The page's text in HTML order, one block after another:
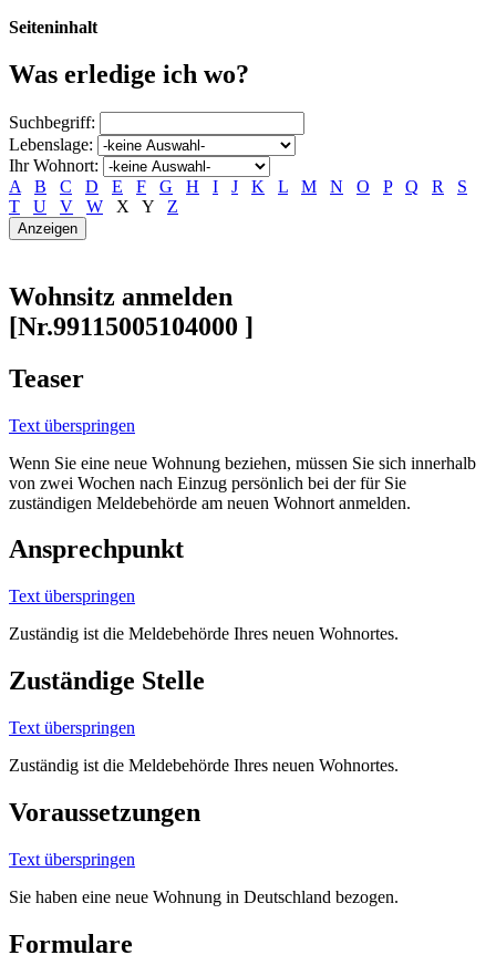
Seiteninhalt
Was erledige ich wo?
Suchbegriff:
Lebenslage:
Ihr Wohnort:
A
B C D E F G H I J K L M N O P Q R
S
T
U V W X Y Z
Wohnsitz anmelden
[Nr.99115005104000 ]
Teaser
Text überspringen
Wenn Sie eine neue Wohnung beziehen, müssen Sie sich innerhalb
von zwei Wochen nach Einzug persönlich bei der für Sie
zuständigen Meldebehörde am neuen Wohnort anmelden.
Ansprechpunkt
Text überspringen
Zuständig ist die Meldebehörde Ihres neuen Wohnortes.
Zuständige Stelle
Text überspringen
Zuständig ist die Meldebehörde Ihres neuen Wohnortes.
Voraussetzungen
Text überspringen
Sie haben eine neue Wohnung in Deutschland bezogen.
Formulare